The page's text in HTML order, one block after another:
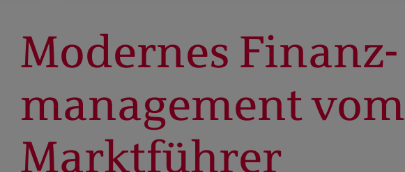
Modernes Finanz­
management vom
Marktführer